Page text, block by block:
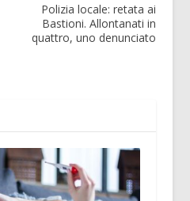
Polizia locale: retata ai
Bastioni. Allontanati in
quattro, uno denunciato